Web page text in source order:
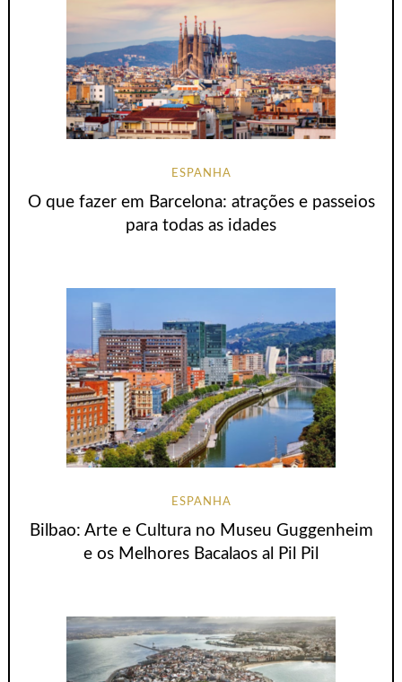
ESPANHA
O que fazer em Barcelona: atrações e passeios
para todas as idades
ESPANHA
Bilbao: Arte e Cultura no Museu Guggenheim
e os Melhores Bacalaos al Pil Pil